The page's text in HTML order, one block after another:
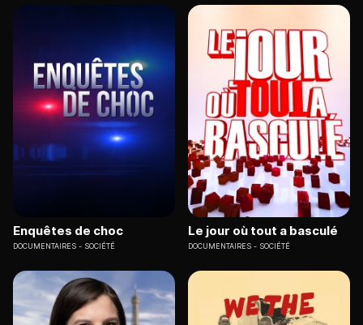
Enquêtes de choc
DOCUMENTAIRES SOCIÉTÉ
Le jour où tout a basculé
DOCUMENTAIRES SOCIÉTÉ